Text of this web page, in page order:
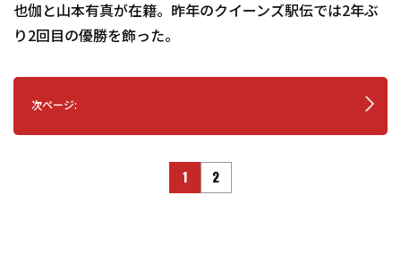
也伽と山本有真が在籍。昨年のクイーンズ駅伝では2年ぶ
り2回目の優勝を飾った。
次ページ:
1 2